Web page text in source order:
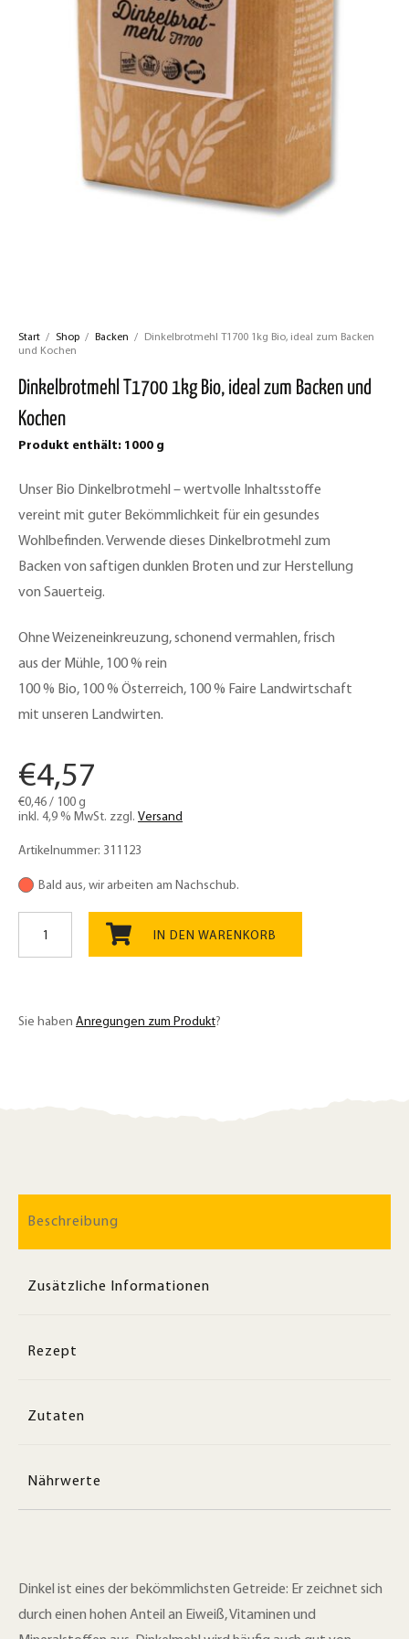
Start / Shop / Backen /
Dinkelbrotmehl T1700 1kg Bio, ideal zum Backen
und Kochen
Dinkelbrotmehl T1700 1kg Bio, ideal zum Backen und
Kochen
Produkt enthält: 1000 g
Unser Bio Dinkelbrotmehl – wertvolle Inhaltsstoffe
vereint mit guter Bekömmlichkeit für ein gesundes
Wohlbefinden. Verwende dieses Dinkelbrotmehl zum
Backen von saftigen dunklen Broten und zur Herstellung
von Sauerteig.
Ohne Weizeneinkreuzung, schonend vermahlen, frisch
aus der Mühle, 100 % rein
100 % Bio, 100 % Österreich, 100 % Faire Landwirtschaft
mit unseren Landwirten.
€4,57
€0,46 / 100 g
inkl. 4,9 % MwSt. zzgl. Versand
Artikelnummer: 311123
Bald aus, wir arbeiten am Nachschub.
Dinkelbrotmehl
T1700
1kg
zum
Backen
IN DEN WARENKORB
Sie haben Anregungen zum Produkt?
Beschreibung
Zusätzliche Informationen
Rezept
Zutaten
Nährwerte
Dinkel ist eines der bekömmlichsten Getreide: Er zeichnet sich
durch einen hohen Anteil an Eiweiß, Vitaminen und